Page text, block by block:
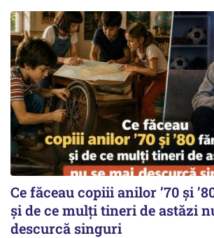
Ce făceau copiii anilor ’70 și
și de ce mulți tineri de astăzi
descurcă singuri